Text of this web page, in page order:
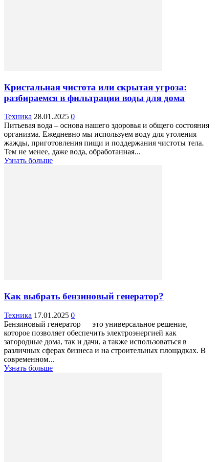
Кристальная чистота или скрытая угроза:
разбираемся в фильтрации воды для дома
Техника 28.01.2025 0
Питьевая вода – основа нашего здоровья и общего состояния
организма. Ежедневно мы используем воду для утоления
жажды, приготовления пищи и поддержания чистоты тела.
Тем не менее, даже вода, обработанная...
Узнать больше
Как выбрать бензиновый генератор?
Техника 17.01.2025 0
Бензиновый генератор — это универсальное решение,
которое позволяет обеспечить электроэнергией как
загородные дома, так и дачи, а также использоваться в
различных сферах бизнеса и на строительных площадках. В
современном...
Узнать больше